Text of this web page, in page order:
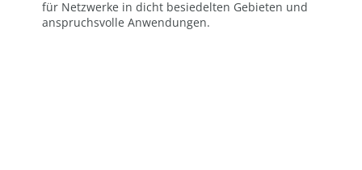
für Netzwerke in dicht besiedelten Gebieten und
anspruchsvolle Anwendungen.